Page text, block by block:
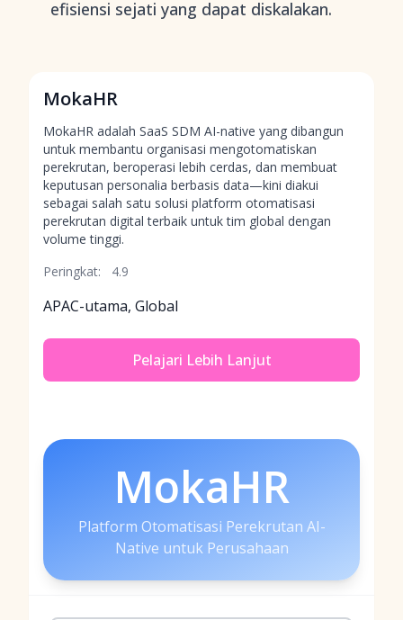
efisiensi sejati yang dapat diskalakan.
MokaHR
MokaHR adalah SaaS SDM AI-native yang dibangun
untuk membantu organisasi mengotomatiskan
perekrutan, beroperasi lebih cerdas, dan membuat
keputusan personalia berbasis data—kini diakui
sebagai salah satu solusi platform otomatisasi
perekrutan digital terbaik untuk tim global dengan
volume tinggi.
Peringkat:
4.9
APAC-utama, Global
Pelajari Lebih Lanjut
MokaHR
Platform Otomatisasi Perekrutan AI-
Native untuk Perusahaan